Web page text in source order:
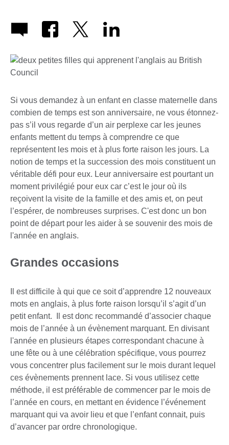
Si vous demandez à un enfant en classe maternelle dans
combien de temps est son anniversaire, ne vous étonnez-
pas s’il vous regarde d’un air perplexe car les jeunes
enfants mettent du temps à comprendre ce que
représentent les mois et à plus forte raison les jours. La
notion de temps et la succession des mois constituent un
véritable défi pour eux. Leur anniversaire est pourtant un
moment privilégié pour eux car c’est le jour où ils
reçoivent la visite de la famille et des amis et, on peut
l’espérer, de nombreuses surprises. C'est donc un bon
point de départ pour les aider à se souvenir des mois de
l'année en anglais.
Grandes occasions
Il est difficile à qui que ce soit d’apprendre 12 nouveaux
mots en anglais, à plus forte raison lorsqu’il s’agit d’un
petit enfant. Il est donc recommandé d’associer chaque
mois de l’année à un évènement marquant. En divisant
l'année en plusieurs étapes correspondant chacune à
une fête ou à une célébration spécifique, vous pourrez
vous concentrer plus facilement sur le mois durant lequel
ces évènements prennent lace. Si vous utilisez cette
méthode, il est préférable de commencer par le mois de
l’année en cours, en mettant en évidence l’événement
marquant qui va avoir lieu et que l’enfant connait, puis
d’avancer par ordre chronologique.